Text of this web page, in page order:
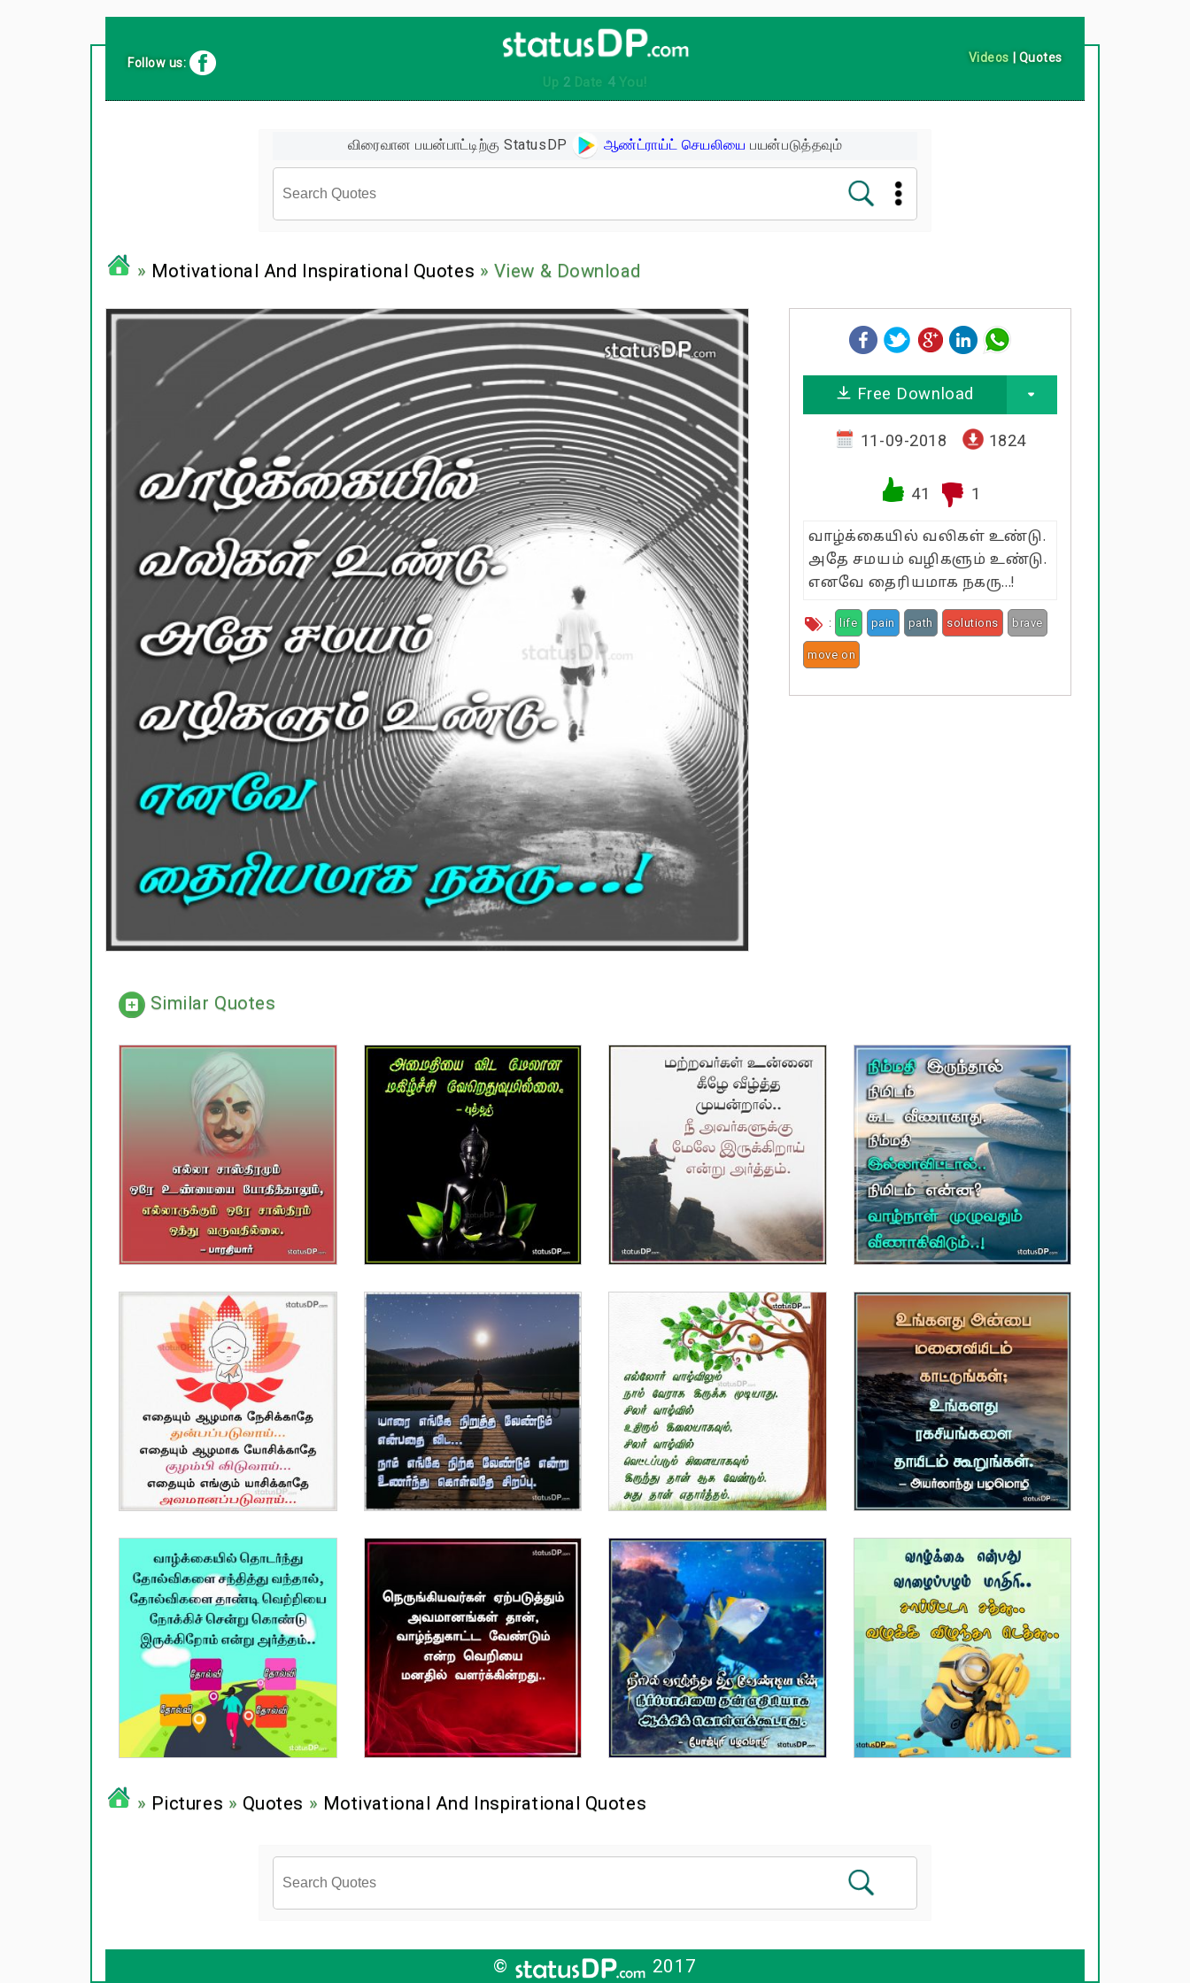
Up 2 Date 4You!
Follow us: Videos | Quotes
விரைவான பயன்பாட்டிற்கு StatusDP ஆண்ட்ராய்ட் செயலியை பயன்படுத்தவும்
பழமொழிகள்
ஊக்கம் / உத்வேக பொன்மொழிகள்
காதல் பொன்மொழிகள்
மகிழ்ச்சி பொன்மொழிகள்
பொதுவான பொன்மொழிகள்
நட்பு பொன்மொழிகள்
சிரிப்பு பொன்மொழிகள்
கடவுள் பொன்மொழிகள்
வாழ்த்து பொன்மொழிகள்
பண்டிகை வாழ்த்துக்கள்
» Motivational And Inspirational Quotes » View & Download
Free Download
11-09-2018 1824
41 1
வாழ்க்கையில் வலிகள் உண்டு.
அதே சமயம் வழிகளும் உண்டு.
எனவே தைரியமாக நகரு...!
: life pain path solutions brave
move on
Similar Quotes
» Pictures » Quotes » Motivational And Inspirational Quotes
© 2017